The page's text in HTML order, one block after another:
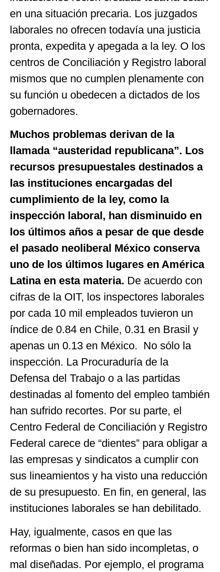
en una situación precaria. Los juzgados
laborales no ofrecen todavía una justicia
pronta, expedita y apegada a la ley. O los
centros de Conciliación y Registro laboral
mismos que no cumplen plenamente con
su función u obedecen a dictados de los
gobernadores.
Muchos problemas derivan de la
llamada “austeridad republicana”. Los
recursos presupuestales destinados a
las instituciones encargadas del
cumplimiento de la ley, como la
inspección laboral, han disminuido en
los últimos años a pesar de que desde
el pasado neoliberal México conserva
uno de los últimos lugares en América
Latina en esta materia. De acuerdo con
cifras de la OIT, los inspectores laborales
por cada 10 mil empleados tuvieron un
índice de 0.84 en Chile, 0.31 en Brasil y
apenas un 0.13 en México. No sólo la
inspección. La Procuraduría de la
Defensa del Trabajo o a las partidas
destinadas al fomento del empleo también
han sufrido recortes. Por su parte, el
Centro Federal de Conciliación y Registro
Federal carece de “dientes” para obligar a
las empresas y sindicatos a cumplir con
sus lineamientos y ha visto una reducción
de su presupuesto. En fin, en general, las
instituciones laborales se han debilitado.
Hay, igualmente, casos en que las
reformas o bien han sido incompletas, o
mal diseñadas. Por ejemplo, el programa